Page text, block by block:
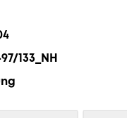
133_NH